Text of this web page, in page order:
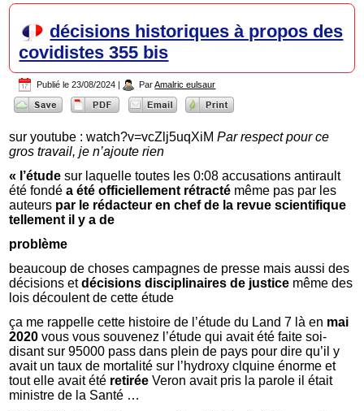
décisions historiques à propos des
covidistes 355 bis
Publié le 23/08/2024 | Par Amalric eulsaur
sur youtube : watch?v=vcZlj5uqXiMPar respect pour ce
gros travail, je n’ajoute rien
« l’étude sur laquelle toutes les 0:08 accusations antirault
été fondéa été officiellement rétracté même pas par les
auteurs par le rédacteur en chef de la revue scientifique
tellement il y a de
problème
beaucoup de choses campagnes de presse mais aussi des
décisions etdécisions disciplinaires de justice même des
lois découlent de cette étude
ça me rappelle cette histoire de l’étude du Land 7 là en mai
2020 vous vous souvenez l’étude qui avait été faite soi-
disant sur 95000 pass dans plein de pays pour dire qu’il y
avait un taux de mortalité sur l’hydroxy clquine énorme et
tout elle avait été retirée Veron avait pris la parole il était
ministre de la Santé …